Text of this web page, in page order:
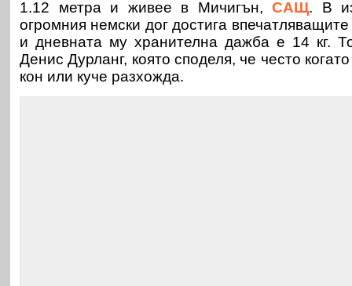
1.12 метра и живее в Мичигън, САЩ. В
огромния немски дог достига
и дневната му хранителна дажба е 14 кг.
Денис Дурланг, която споделя, че често
кон или куче разхожда.